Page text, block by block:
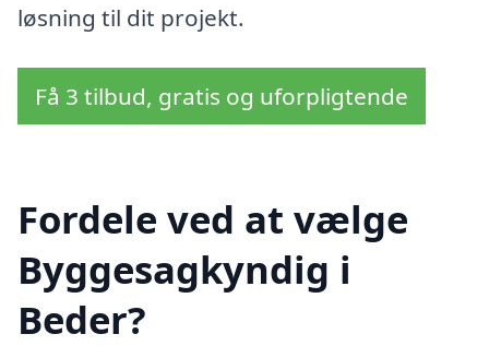
løsning til dit projekt.
Få 3 tilbud, gratis og uforpligtende
Fordele ved at vælge
Byggesagkyndig i
Beder?